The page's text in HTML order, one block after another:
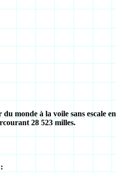
monde à la voile sans escale en
28 523 milles.